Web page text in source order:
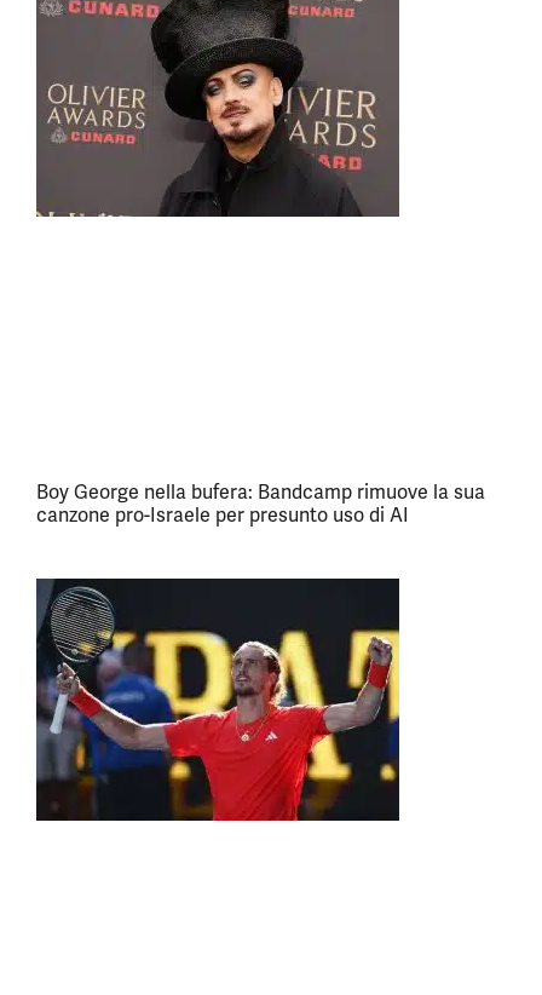
Boy George nella bufera: Bandcamp rimuove la sua
canzone pro-Israele per presunto uso di AI